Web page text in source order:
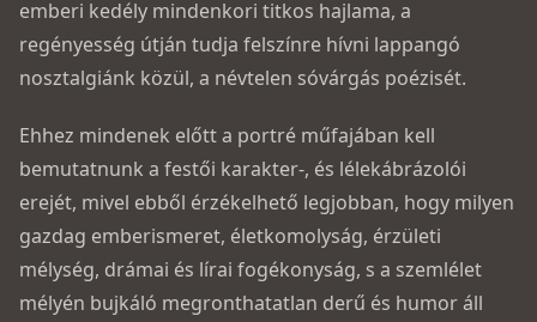
emberi kedély mindenkori titkos hajlama, a
regényesség útján tudja felszínre hívni lappangó
nosztalgiánk közül, a névtelen sóvárgás poézisét.
Ehhez mindenek előtt a portré műfajában kell
bemutatnunk a festői karakter-, és lélekábrázolói
erejét, mivel ebből érzékelhető legjobban, hogy milyen
gazdag emberismeret, életkomolyság, érzületi
mélység, drámai és lírai fogékonyság, s a szemlélet
mélyén bujkáló megronthatatlan derű és humor áll